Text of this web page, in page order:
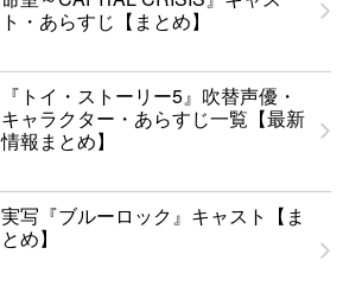
ト・あらすじ【まとめ】
『トイ・ストーリー5』吹替声優・
キャラクター・あらすじ一覧【最新
情報まとめ】
実写『ブルーロック』キャスト【ま
とめ】